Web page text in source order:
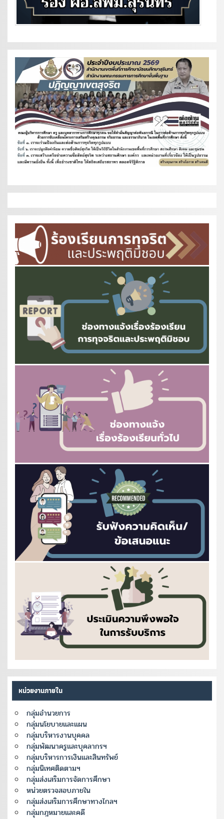
หน่วยงานภายใน
กลุ่มอำนวยการ
กลุ่มนโยบายและแผน
กลุ่มบริหารงานบุคคล
กลุ่มพัฒนาครูและบุคลากรฯ
กลุ่มบริหารการเงินและสินทรัพย์
กลุ่มนิเทศติดตามฯ
กลุ่มส่งเสริมการจัดการศึกษา
หน่วยตรวจสอบภายใน
กลุ่มส่งเสริมการศึกษาทางไกลฯ
กลุ่มกฎหมายและคดี